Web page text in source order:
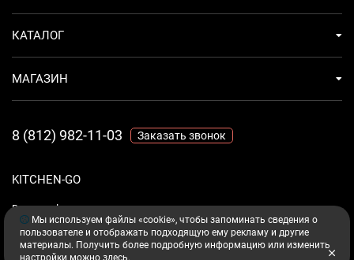
KITCHEN-GO
Ваш комфорт - дело техники.
КАТАЛОГ
МАГАЗИН
8 (812) 982-11-03 Заказать звонок
Мы используем файлы «cookie», чтобы запоминать сведения о
пользователе и отображать подходящую ему рекламу и другие
материалы. Получить более подробную информацию или изменить
настройки можно здесь.